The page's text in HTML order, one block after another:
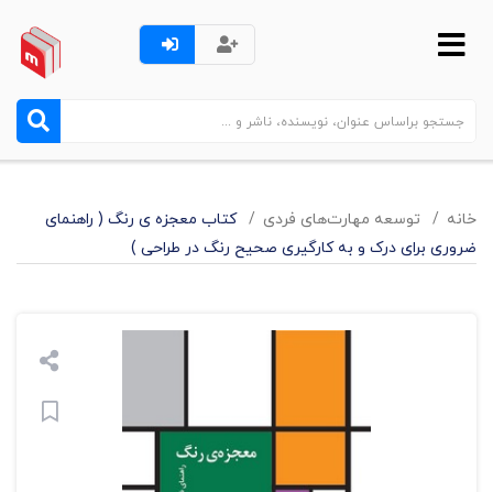
خانه توسعه مهارت‌های فردی
کتاب معجزه ی رنگ ( راهنمای
ضروری برای درک و به کارگیری صحیح رنگ در طراحی )